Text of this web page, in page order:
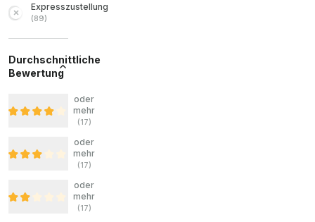
Expresszustellung
(89)
Durchschnittliche
Bewertung
oder
mehr
(17)
oder
mehr
(17)
oder
mehr
(17)